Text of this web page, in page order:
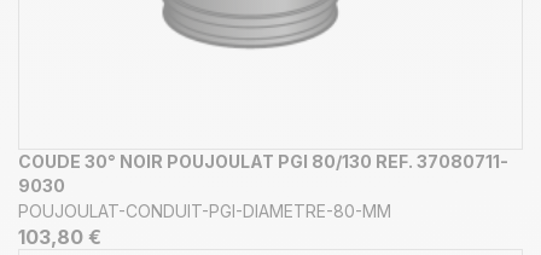
COUDE 30° NOIR POUJOULAT PGI 80/130 REF. 37080711-
9030
POUJOULAT-CONDUIT-PGI-DIAMETRE-80-MM
103,80 €